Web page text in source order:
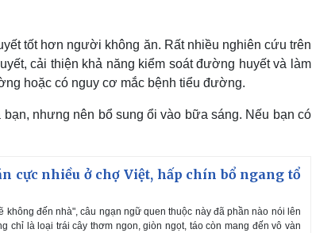
tốt hơn người không ăn. Rất nhiều nghiên cứu trên
cải thiện khả năng kiểm soát đường huyết và làm
hoặc có nguy cơ mắc bệnh tiểu đường.
nhưng nên bổ sung ổi vào bữa sáng. Nếu bạn có
cực nhiều ở chợ Việt, hấp chín bổ ngang tổ
không đến nhà", câu ngạn ngữ quen thuộc này đã phần nào nói lên
chỉ là loại trái cây thơm ngon, giòn ngọt, táo còn mang đến vô vàn